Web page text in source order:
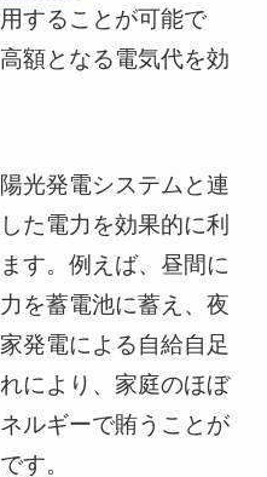
することが可能で
額となる電気代を効
光発電システムと連
た電力を効果的に利
す。例えば、昼間に
を蓄電池に蓄え、夜
発電による自給自足
により、家庭のほぼ
ルギーで賄うことが
す。